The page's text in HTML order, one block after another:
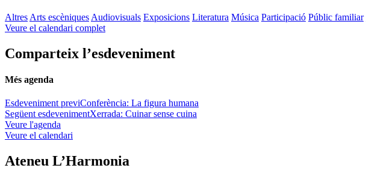
Altres Arts escèniques Audiovisuals Exposicions Literatura Música Participació Públic familiar
Veure el calendari complet
Comparteix l’esdeveniment
Més agenda
Esdeveniment previConferència: La figura humana
Següent esdevenimentXerrada: Cuinar sense cuina
Veure l'agenda
Veure el calendari
Ateneu L’Harmonia